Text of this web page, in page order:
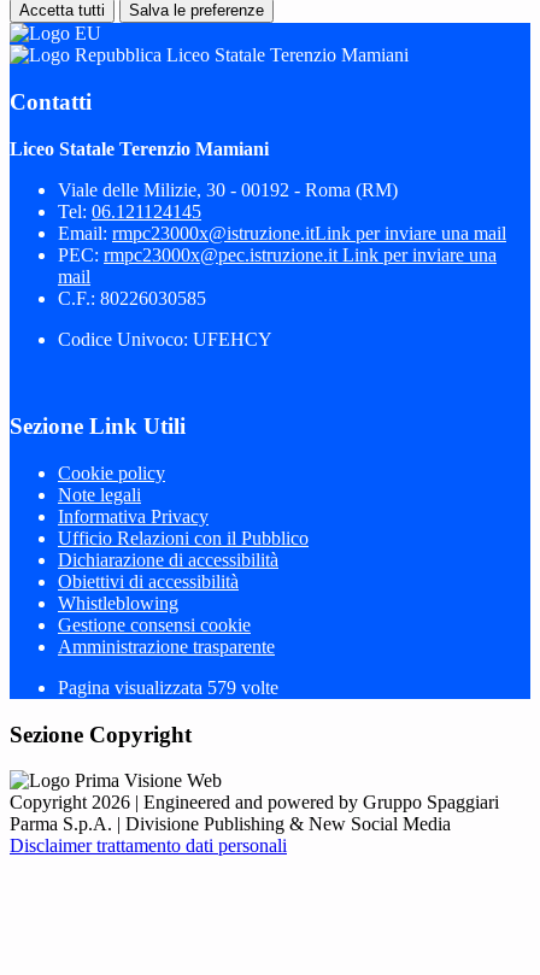
Accetta tutti Salva le preferenze
Liceo Statale Terenzio Mamiani
Contatti
Liceo Statale Terenzio Mamiani
Viale delle Milizie, 30 - 00192 - Roma (RM)
Tel: 06.121124145
Email: rmpc23000x@istruzione.itLink per inviare una mail
PEC: rmpc23000x@pec.istruzione.it Link per inviare una
mail
C.F.: 80226030585
Codice Univoco: UFEHCY
Sezione Link Utili
Cookie policy
Note legali
Informativa Privacy
Ufficio Relazioni con il Pubblico
Dichiarazione di accessibilità
Obiettivi di accessibilità
Whistleblowing
Gestione consensi cookie
Amministrazione trasparente
Pagina visualizzata 579 volte
Sezione Copyright
Copyright 2026 | Engineered and powered by Gruppo Spaggiari
Parma S.p.A. | Divisione Publishing & New Social Media
Disclaimer trattamento dati personali